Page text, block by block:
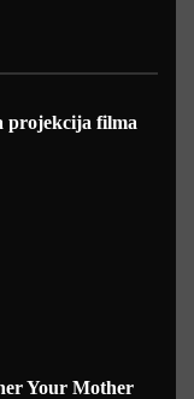
projekcija filma
Your Mother